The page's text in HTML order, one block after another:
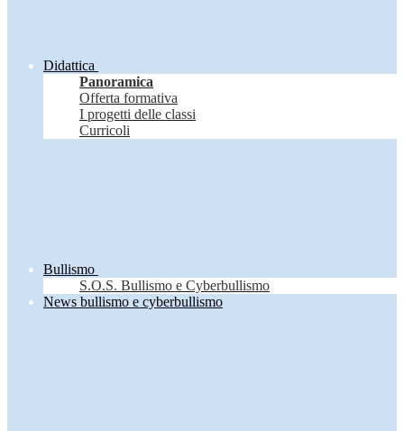
Didattica
Panoramica
Offerta formativa
I progetti delle classi
Curricoli
Bullismo
S.O.S. Bullismo e Cyberbullismo
News bullismo e cyberbullismo